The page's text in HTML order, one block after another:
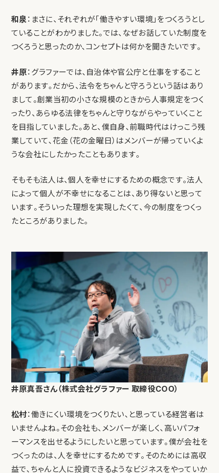
和泉：まさに、それぞれが「働きやすい環境」をつくろうとし
ていることがわかりました。では、なぜお話していた制度を
つくろうと思ったのか、コンセプトは何かを聞きたいです。
井原：グラファーでは、自治体や官公庁と仕事をすること
があります。だから、法令をちゃんと守ろうという話はあり
まして。創業当初の小さな規模のときから人事規定をつく
ったり、あらゆる法律をちゃんと守りながらやっていくこと
を目指していました。あと、僕自身、前職時代はけっこう残
業していて、花金（花の金曜日）はメンバーが帰っていくよ
うな会社にしたかったこともあります。
そもそも法人は、個人を幸せにするための概念です。法人
によって個人が不幸せになることは、あり得ないと思って
います。そういった理想を実現したくて、今の制度をつくっ
たところがありました。
井原真吾さん（株式会社グラファー 取締役COO）
松村：働きにくい環境をつくりたい、と思っている経営者は
いませんよね。その会社も、メンバーが楽しく、高いパフォ
ーマンスを出せるようにしたいと思っています。僕が会社を
つくったのは、人を幸せにするためです。そのためには高収
益で、ちゃんと人に投資できるようなビジネスをやっていか